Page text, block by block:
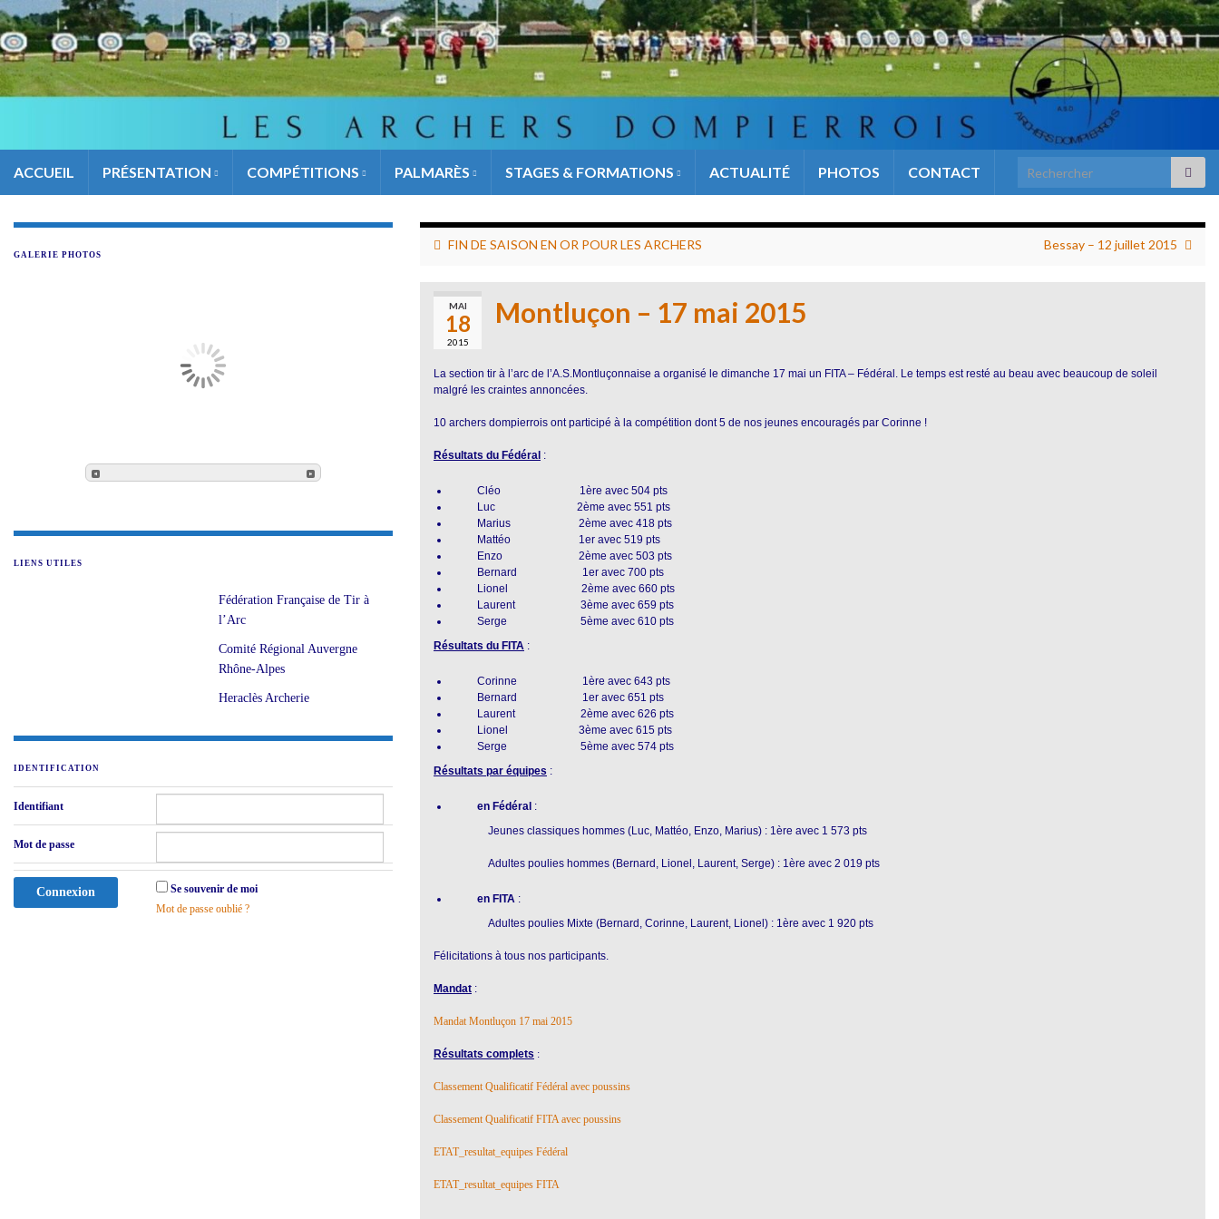
ACCUEIL PRÉSENTATION COMPÉTITIONS PALMARÈS STAGES & FORMATIONS ACTUALITÉ PHOTOS CONTACT Search for:
FIN DE SAISON EN OR POUR LES ARCHERS Bessay – 12 juillet 2015
MAI
18
2015
Montluçon – 17 mai 2015
La section tir à l’arc de l’A.S.Montluçonnaise a organisé le dimanche 17 mai un FITA – Fédéral. Le temps est resté au beau avec beaucoup de soleil
malgré les craintes annoncées.
10 archers dompierrois ont participé à la compétition dont 5 de nos jeunes encouragés par Corinne !
Résultats du Fédéral :
Cléo 1ère avec 504 pts
Luc 2ème avec 551 pts
Marius 2ème avec 418 pts
Mattéo 1er avec 519 pts
Enzo 2ème avec 503 pts
Bernard 1er avec 700 pts
Lionel 2ème avec 660 pts
Laurent 3ème avec 659 pts
Serge 5ème avec 610 pts
Résultats du FITA :
Corinne 1ère avec 643 pts
Bernard 1er avec 651 pts
Laurent 2ème avec 626 pts
Lionel 3ème avec 615 pts
Serge 5ème avec 574 pts
Résultats par équipes :
en Fédéral :
Jeunes classiques hommes (Luc, Mattéo, Enzo, Marius) : 1ère avec 1 573 pts
Adultes poulies hommes (Bernard, Lionel, Laurent, Serge) : 1ère avec 2 019 pts
en FITA :
Adultes poulies Mixte (Bernard, Corinne, Laurent, Lionel) : 1ère avec 1 920 pts
Félicitations à tous nos participants.
Mandat :
Mandat Montluçon 17 mai 2015
Résultats complets :
Classement Qualificatif Fédéral avec poussins
Classement Qualificatif FITA avec poussins
ETAT_resultat_equipes Fédéral
ETAT_resultat_equipes FITA
GALERIE PHOTOS
LIENS UTILES
Fédération Française de Tir à
l’Arc
Comité Régional Auvergne
Rhône-Alpes
Heraclès Archerie
IDENTIFICATION
Identifiant
Mot de passe
Se souvenir de moi
Mot de passe oublié ?